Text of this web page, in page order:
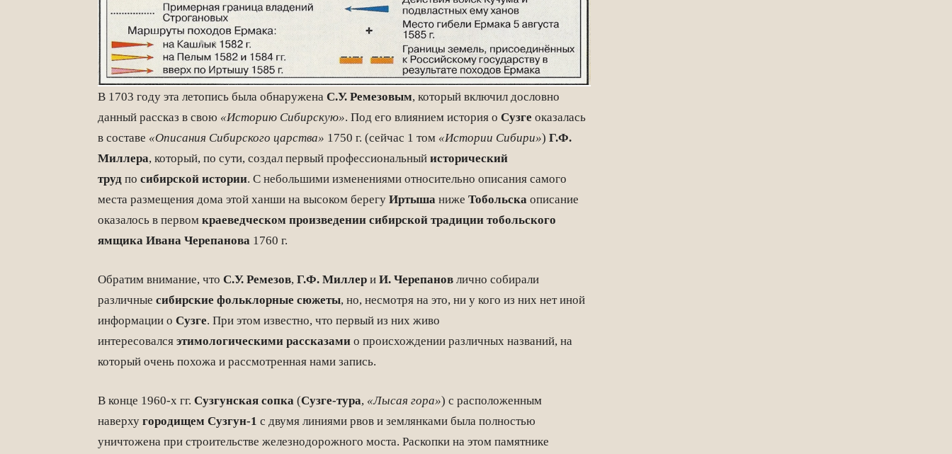
В 1703 году эта летопись была обнаружена С.У. Ремезовым, который включил дословно
данный рассказ в свою «Историю Сибирскую». Под его влиянием история о Сузге оказалась
в составе «Описания Сибирского царства» 1750 г. (сейчас 1 том «Истории Сибири») Г.Ф.
Миллера, который, по сути, создал первый профессиональный исторический
труд по сибирской истории. С небольшими изменениями относительно описания самого
места размещения дома этой ханши на высоком берегу Иртыша ниже Тобольска описание
оказалось в первом краеведческом произведении сибирской традиции тобольского
ямщика Ивана Черепанова 1760 г.
Обратим внимание, что С.У. Ремезов, Г.Ф. Миллер и И. Черепанов лично собирали
различные сибирские фольклорные сюжеты, но, несмотря на это, ни у кого из них нет иной
информации о Сузге. При этом известно, что первый из них живо
интересовался этимологическими рассказами о происхождении различных названий, на
который очень похожа и рассмотренная нами запись.
В конце 1960-х гг. Сузгунская сопка (Сузге-тура, «Лысая гора») с расположенным
наверху городищем Сузгун-1 с двумя линиями рвов и землянками была полностью
уничтожена при строительстве железнодорожного моста. Раскопки на этом памятнике